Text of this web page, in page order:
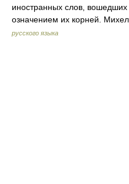
иностранных слов, вошедших
означением их корней.
русского языка